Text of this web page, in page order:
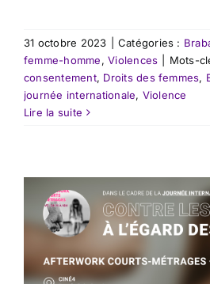
31 octobre 2023 Catégories :
femme-homme,Violences Mots-
consentement, Droits des femmes,
journée internationale, Violence
Lire la suite